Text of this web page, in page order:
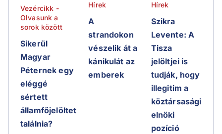
Vezércikk -
Olvasunk a
sorok között
Sikerül
Magyar
Péternek egy
eléggé
sértett
államfőjelöltet
találnia?
Hírek
A
strandokon
vészelik át a
kánikulát az
emberek
Hírek
Szikra
Levente: A
Tisza
jelöltjei is
tudják, hogy
illegitim a
köztársasági
elnöki
pozíció